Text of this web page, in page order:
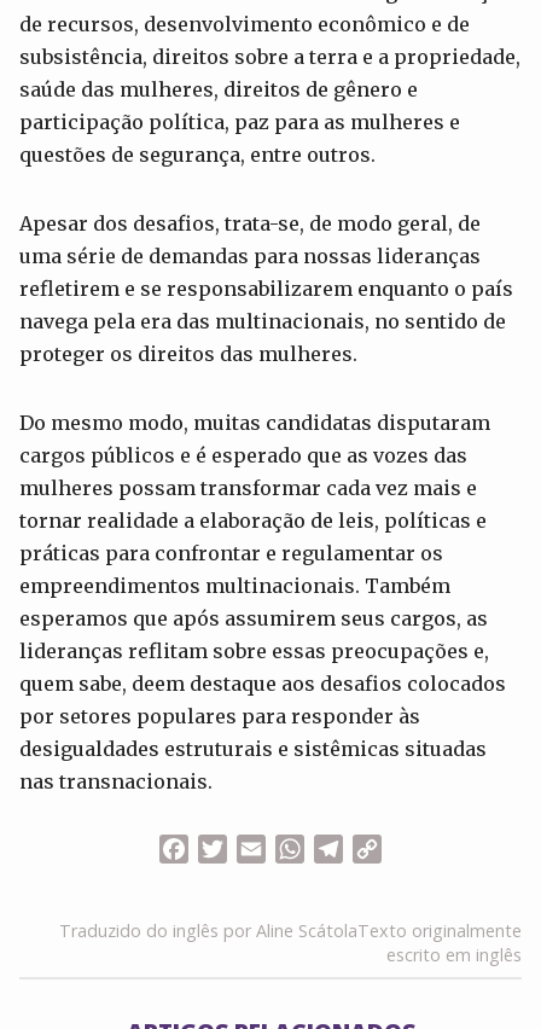
de recursos, desenvolvimento econômico e de
subsistência, direitos sobre a terra e a propriedade,
saúde das mulheres, direitos de gênero e
participação política, paz para as mulheres e
questões de segurança, entre outros.
Apesar dos desafios, trata-se, de modo geral, de
uma série de demandas para nossas lideranças
refletirem e se responsabilizarem enquanto o país
navega pela era das multinacionais, no sentido de
proteger os direitos das mulheres.
Do mesmo modo, muitas candidatas disputaram
cargos públicos e é esperado que as vozes das
mulheres possam transformar cada vez mais e
tornar realidade a elaboração de leis, políticas e
práticas para confrontar e regulamentar os
empreendimentos multinacionais. Também
esperamos que após assumirem seus cargos, as
lideranças reflitam sobre essas preocupações e,
quem sabe, deem destaque aos desafios colocados
por setores populares para responder às
desigualdades estruturais e sistêmicas situadas
nas transnacionais.
FacebookTwitterEmailWhatsApp
Telegram
Traduzido do inglês por Aline ScátolaTexto originalmente
escrito em inglês